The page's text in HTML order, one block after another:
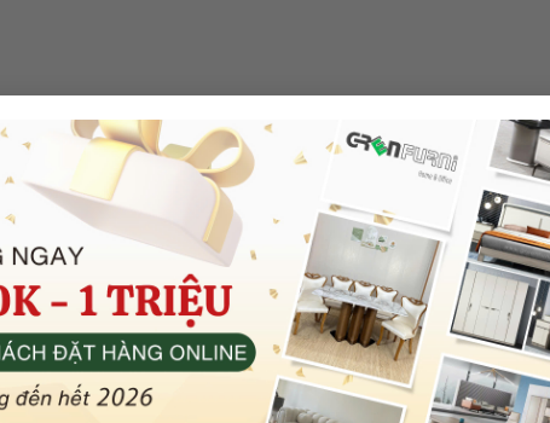
Bàn ăn mặt đá
Bàn ăn thông minh
Bàn ăn hiện đại
Giới Thiệu
Liên Hệ
Tin Tức